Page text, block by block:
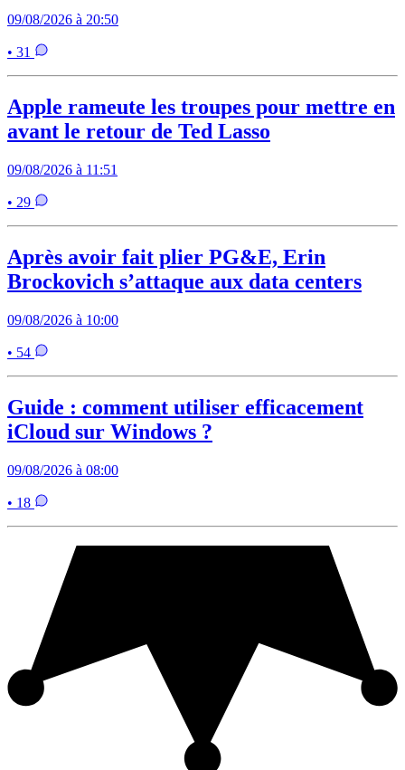
09/08/2026 à 20:50
• 31
Apple rameute les troupes pour mettre en
avant le retour de Ted Lasso
09/08/2026 à 11:51
• 29
Après avoir fait plier PG&E, Erin
Brockovich s’attaque aux data centers
09/08/2026 à 10:00
• 54
Guide : comment utiliser efficacement
iCloud sur Windows ?
09/08/2026 à 08:00
• 18